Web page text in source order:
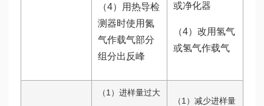
（4）用热导检
测器时使用氮
气作载气部分
组分出反峰
或净化器
（4）改用氢气
或氢气作载气
（1）进样量过大
（1）减少进样量